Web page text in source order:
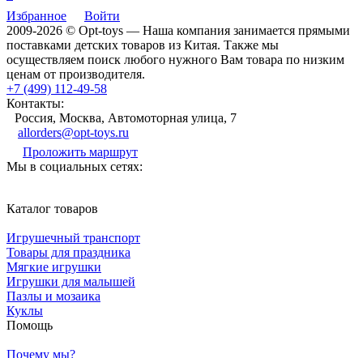
Избранное
Войти
2009-2026 © Opt-toys — Наша компания занимается прямыми
поставками детских товаров из Китая. Также мы
осуществляем поиск любого нужного Вам товара по низким
ценам от производителя.
+7 (499) 112-49-58
Контакты:
Россия, Москва, Автомоторная улица, 7
allorders@opt-toys.ru
Проложить маршрут
Мы в социальных сетях:
Каталог товаров
Игрушечный транспорт
Товары для праздника
Мягкие игрушки
Игрушки для малышей
Пазлы и мозаика
Куклы
Помощь
Почему мы?